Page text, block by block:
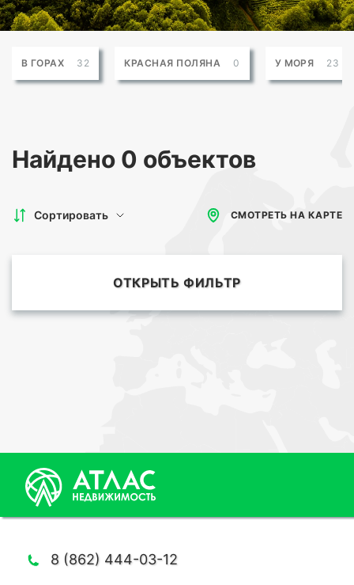
В ГОРАХ 32 КРАСНАЯ ПОЛЯНА 0 У МОРЯ 23
Найдено 0 объектов
Сортировать СМОТРЕТЬ НА КАРТЕ
ОТКРЫТЬ ФИЛЬТР
8 (862) 444-03-12